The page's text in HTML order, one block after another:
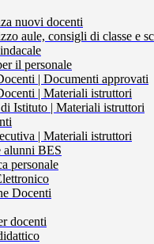
nuovi docenti
aule, consigli di classe e
il personale
| Documenti approvati
| Materiali istruttori
Istituto | Materiali istruttori
| Materiali istruttori
alunni BES
personale
Docenti
docenti